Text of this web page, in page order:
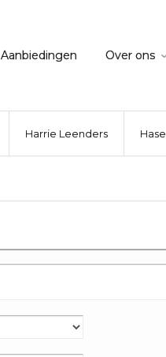
Aanbiedingen Over ons
Harrie Leenders Hase